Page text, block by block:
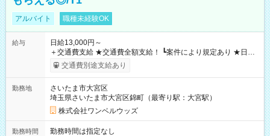
アルバイト 職種未経験OK
給与
日給13,000円～
＋交通費支給 ★交通費全額支給！ ┗案件により規定あり ★日払
いOK！（規定あり） ┗働いたその日に現金GET♪ お仕事後はコ
ンビニATMから 日払い分を引き落とせます！ 【試用期間】試
交通費別途支給あり
勤務地
さいたま市大宮区
埼玉県さいたま市大宮区錦町（最寄り駅：大宮駅）
株式会社ワンベルウッズ
勤務時間
勤務時間は指定なし